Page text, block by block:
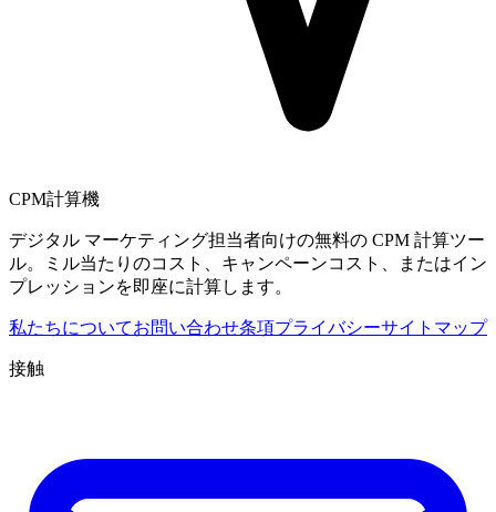
CPM計算機
デジタル マーケティング担当者向けの無料の CPM 計算ツー
ル。ミル当たりのコスト、キャンペーンコスト、またはイン
プレッションを即座に計算します。
私たちについてお問い合わせ条項プライバシーサイトマップ
接触